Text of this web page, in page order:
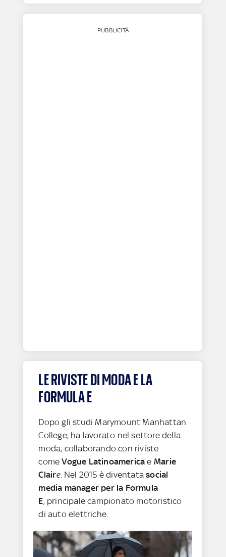
PUBBLICITÀ
LE RIVISTE DI MODA E LA
FORMULA E
Dopo gli studi Marymount Manhattan
College, ha lavorato nel settore della
moda, collaborando con riviste
comeVogue Latinoamerica e Marie
Claire. Nel 2015 è diventatasocial
media manager per la Formula
E, principale campionato motoristico
di auto elettriche.